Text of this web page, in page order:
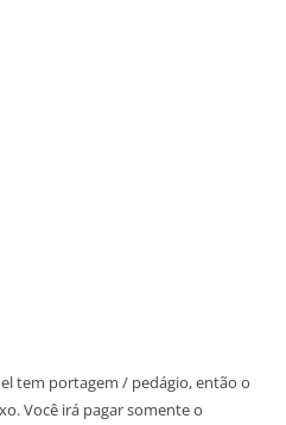
tem portagem / pedágio, então o
Você irá pagar somente o